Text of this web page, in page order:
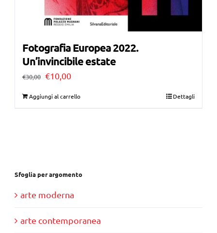
Fotografia Europea 2022.
Un’invincibile estate
€30,00 Il
€10,00Il
Aggiungi al carrello Dettagli
Sfoglia per argomento
arte moderna
arte contemporanea